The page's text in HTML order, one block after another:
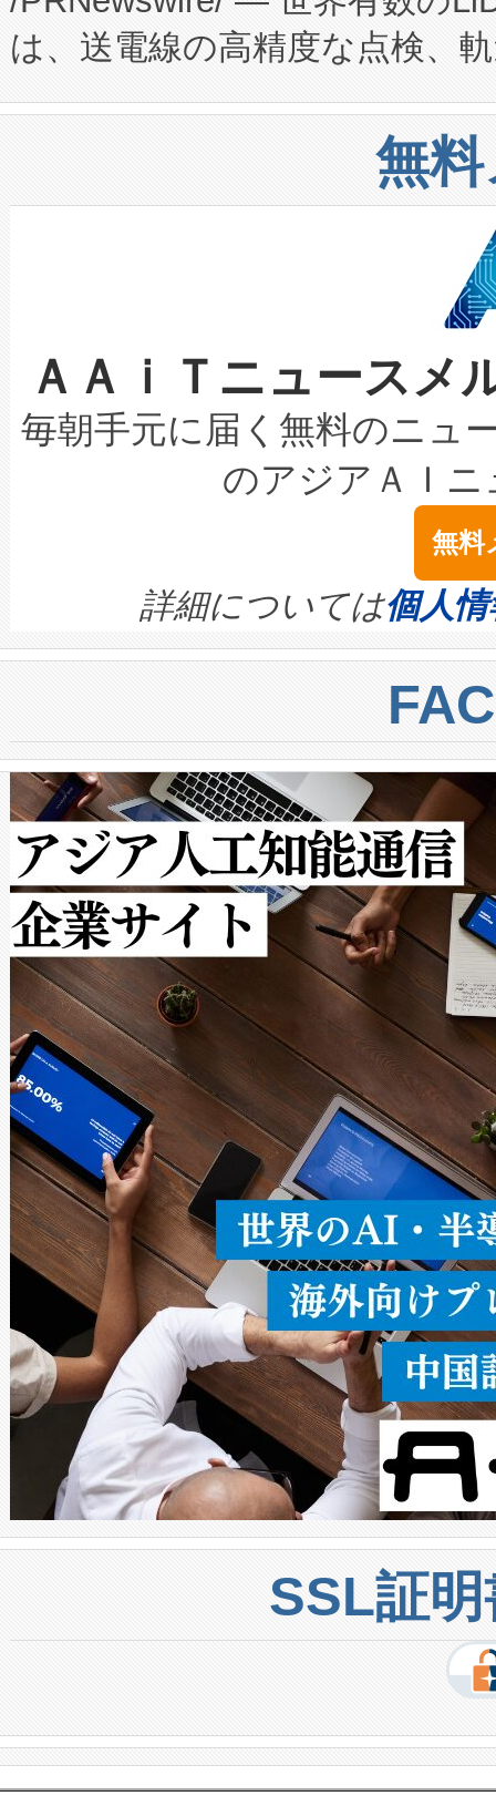
に関する技術移転および知的
構造化トレーニングカリキュ
上げおよび商用化段階におけ
設備整備および立ち上げ調整
加組織は、Enzeneのバイオ
選定された製品について、自
取得できる可能性もあります
設には、3億～4億ドルかか
最高経営責任者（CEO）であ
す。「当社のfully-connected
ームを利用すれば、6,000万
きます。この効率性は、フェ
定、統合、導入、運用に至る
安全性を追跡し、確保する事
増加しているデータセンター
る電力網に大きな負担をかけ
事業者の負担軽減という課題
系統連系を迅速にし、ピーク
限を超えて利用可能な電力容
持できるよう貢献します。こ
ービスレベル契約（SLA）違
テリー性能の劣化によるダウ
念は、現在データセンターが
ます。 Voltaiq provides a
quality and reliability for AI
BESS stack to ensure battery
centers. Voltaiqは、ai&のAI
からシステム統合、試運転、
クルの各段階のデータを監視
[…]
は、送電線の高精度な点検、
や穀物倉庫におけるバルク材
リューション「Avia 2」を発
したAvia 2は、1,000メート
狭視野のFOVを切り替えるこ
ケーブル、枝などの細かな対
なレーザースポットにより、
な環境下でも豊かなディテー
キロメートル範囲を検出
LiDAR for Inspections,
は1535 nmレーザーを搭載。
イズの小径化を実現すること
す。ノーマルモードでは、
ートル先まで検出でき、これ
トに対して約600メートルに
では、反射率10％のターゲッ
で向上し、最大検知距離は
ットだけで最大1キロメート
ルの変電所周囲を監視でき、
作業と点群処理を簡素化でき
Avia 2は、2種類のFOVオプシ
× 80°のノーマルモード、長
ードを切り替えて使用するこ
ることなく、単一のデバイス
うにします。遠距離まで届く
密度なスキャ […]
無
ＡＡｉＴニュース
毎朝手元に届く無料のニュ
のアジアＡＩ
無料
詳細については個人
SSL証